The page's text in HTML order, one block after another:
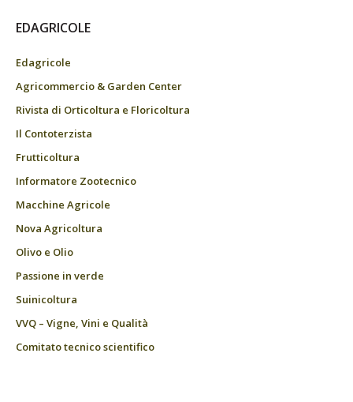
EDAGRICOLE
Edagricole
Agricommercio & Garden Center
Rivista di Orticoltura e Floricoltura
Il Contoterzista
Frutticoltura
Informatore Zootecnico
Macchine Agricole
Nova Agricoltura
Olivo e Olio
Passione in verde
Suinicoltura
VVQ – Vigne, Vini e Qualità
Comitato tecnico scientifico